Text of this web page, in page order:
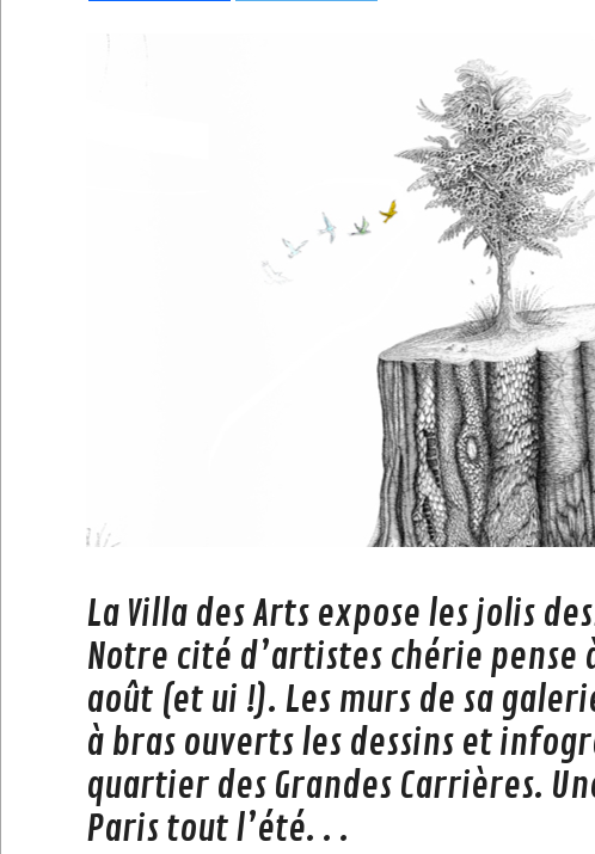
La Villa des Arts expose les jolis
Notre cité d’artistes chérie pense
août (et ui !). Les murs de sa
à bras ouverts les dessins et
quartier des Grandes Carrières.
Paris tout l’été. . .